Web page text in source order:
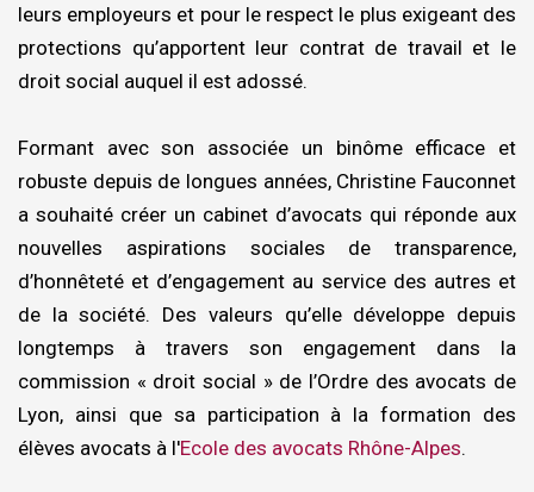
leurs employeurs et pour le respect le plus exigeant des
protections qu’apportent leur contrat de travail et le
droit social auquel il est adossé.
Formant avec son associée un binôme efficace et
robuste depuis de longues années, Christine Fauconnet
a souhaité créer un cabinet d’avocats qui réponde aux
nouvelles aspirations sociales de transparence,
d’honnêteté et d’engagement au service des autres et
de la société. Des valeurs qu’elle développe depuis
longtemps à travers son engagement dans la
commission « droit social » de l’Ordre des avocats de
Lyon, ainsi que sa participation à la formation des
élèves avocats à l'Ecole des avocats Rhône-Alpes.